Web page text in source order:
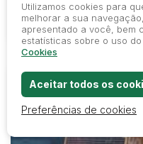
197 294 2
97%
Utilizamos cookies para
melhorar a sua
apresentado a você, bem
estatísticas sobre o uso
Cookies
Aceitar todos os
Preferências de cookies